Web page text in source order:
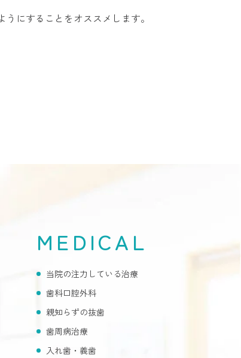
にすることをオススメします。
MEDICAL
当院の注力している治療
歯科口腔外科
親知らずの抜歯
歯周病治療
入れ歯・義歯